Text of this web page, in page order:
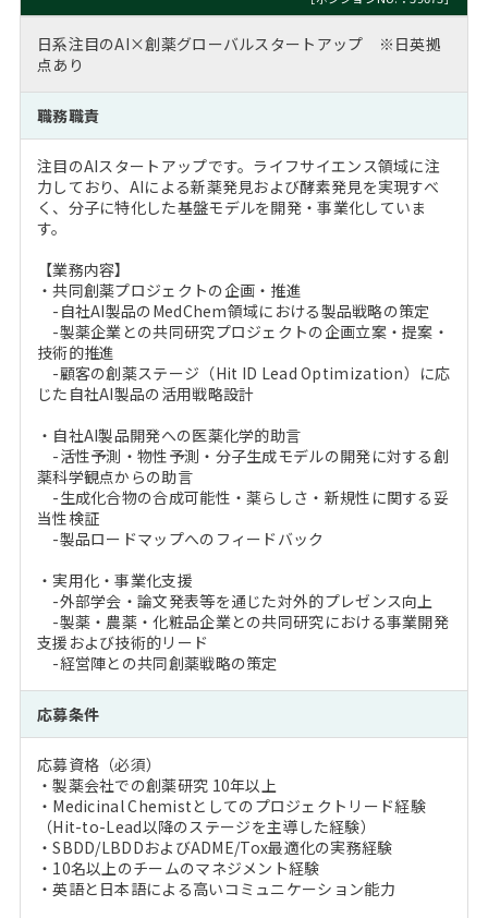
MBAからのFAQ
MBA留学生数の推移
インターン受入企業一覧
MBAを生かす求人特集
年齢と年収の相関図
外資系／面接攻略のコツ
キャリアに効く一冊
注目企業インタビュー
プロ経営者の特別セミナー
Career Talk Live
MBA NETWORKING
パブリシティ
ニュースリリース
日系注目のAI×創薬グローバルスタートアップ ※日英拠
点あり
職務職責
注目のAIスタートアップです。ライフサイエンス領域に注
力しており、AIによる新薬発見および酵素発見を実現すべ
く、分子に特化した基盤モデルを開発・事業化していま
す。
【業務内容】
・共同創薬プロジェクトの企画・推進
-自社AI製品のMedChem領域における製品戦略の策定
-製薬企業との共同研究プロジェクトの企画立案・提案・
技術的推進
-顧客の創薬ステージ（Hit ID Lead Optimization）に応
じた自社AI製品の活用戦略設計
・自社AI製品開発への医薬化学的助言
-活性予測・物性予測・分子生成モデルの開発に対する創
薬科学観点からの助言
-生成化合物の合成可能性・薬らしさ・新規性に関する妥
当性検証
-製品ロードマップへのフィードバック
・実用化・事業化支援
-外部学会・論文発表等を通じた対外的プレゼンス向上
-製薬・農薬・化粧品企業との共同研究における事業開発
支援および技術的リード
-経営陣との共同創薬戦略の策定
応募条件
応募資格（必須）
・製薬会社での創薬研究 10年以上
・Medicinal Chemistとしてのプロジェクトリード経験
（Hit-to-Lead以降のステージを主導した経験）
・SBDD/LBDDおよびADME/Tox最適化の実務経験
・10名以上のチームのマネジメント経験
・英語と日本語による高いコミュニケーション能力